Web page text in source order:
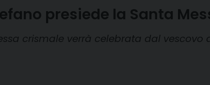
presiede la Santa
crismale verrà celebrata dal